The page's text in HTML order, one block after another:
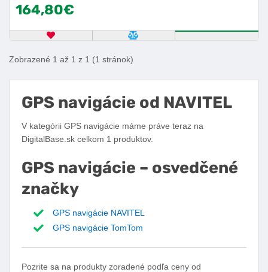
164,80€
OBĽÚBENÝ PRODUKT POROVNAŤ PRODUKT
Zobrazené 1 až 1 z 1 (1 stránok)
GPS navigácie od NAVITEL
V kategórii GPS navigácie máme práve teraz na
DigitalBase.sk celkom 1 produktov.
GPS navigácie – osvedčené
značky
GPS navigácie NAVITEL
GPS navigácie TomTom
Pozrite sa na produkty zoradené podľa ceny od